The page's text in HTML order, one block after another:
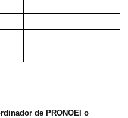
de PRONOEI o